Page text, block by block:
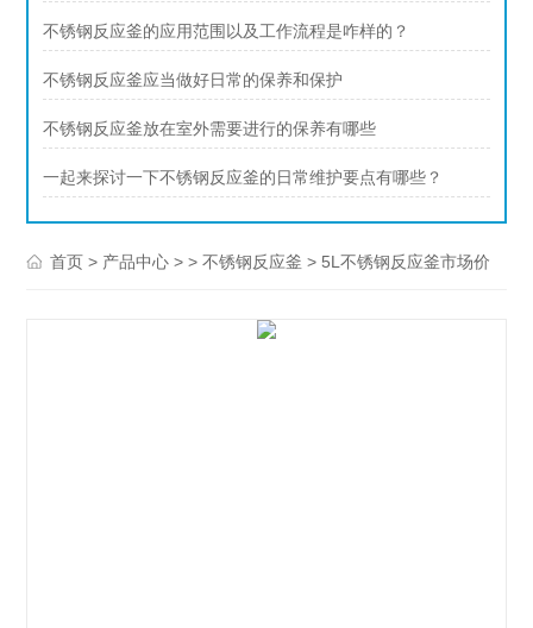
不锈钢反应釜的应用范围以及工作流程是咋样的？
不锈钢反应釜应当做好日常的保养和保护
不锈钢反应釜放在室外需要进行的保养有哪些
一起来探讨一下不锈钢反应釜的日常维护要点有哪些？
首页 > 产品中心 > >不锈钢反应釜 > 5L不锈钢反应釜市场价